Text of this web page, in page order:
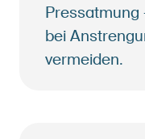
Pressatmung
bei
vermeiden.